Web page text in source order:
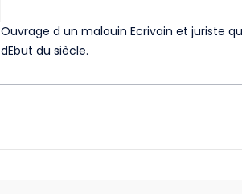
Ouvrage d un malouin Ecrivain et juriste
dEbut du siècle.